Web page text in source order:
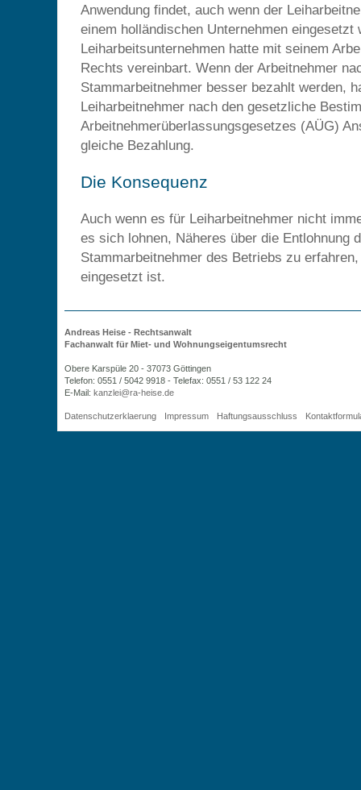
Anwendung findet, auch wenn der
einem holländischen Unternehmen eingesetzt
Leiharbeitsunternehmen hatte mit seinem
Rechts vereinbart. Wenn der Arbeitnehmer
Stammarbeitnehmer besser bezahlt werden,
Leiharbeitnehmer nach den gesetzliche
Arbeitnehmerüberlassungsgesetzes (AÜG)
gleiche Bezahlung.
Die Konsequenz
Auch wenn es für Leiharbeitnehmer nicht
es sich lohnen, Näheres über die Entlohnung
Stammarbeitnehmer des Betriebs zu
eingesetzt ist.
Andreas Heise - Rechtsanwalt
Fachanwalt für Miet- und Wohnungseigentumsrecht
Obere Karspüle 20 - 37073 Göttingen
Telefon: 0551 / 5042 9918 - Telefax: 0551 / 53 122 24
E-Mail: ed.esieh-ar@ielznak
Datenschutzerklaerung Impressum Haftungsausschluss